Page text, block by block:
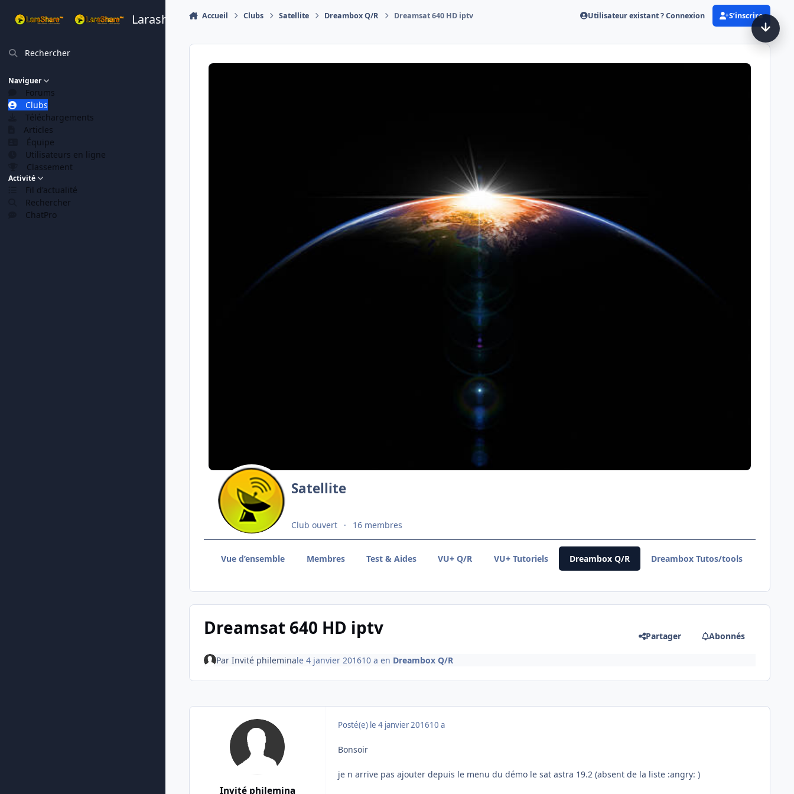
Larashare
Rechercher
Naviguer
Forums
Clubs
Téléchargements
Articles
Équipe
Utilisateurs en ligne
Classement
Activité
Fil d'actualité
Rechercher
ChatPro
Accueil Clubs Satellite Dreambox Q/R Dreamsat 640 HD iptv Utilisateur existant ? Connexion S’inscrire
Satellite
Club ouvert 16 membres
Vue d’ensemble Membres Test & Aides VU+ Q/R VU+ Tutoriels Dreambox Q/R Dreambox Tutos/tools
Dreamsat 640 HD iptv Partager Abonnés
Par Invité phileminale 4 janvier 201610 a en Dreambox Q/R
Invité philemina
Posté(e) le 4 janvier 201610 a
Bonsoir
je n arrive pas ajouter depuis le menu du démo le sat astra 19.2 (absent de la liste :angry: )